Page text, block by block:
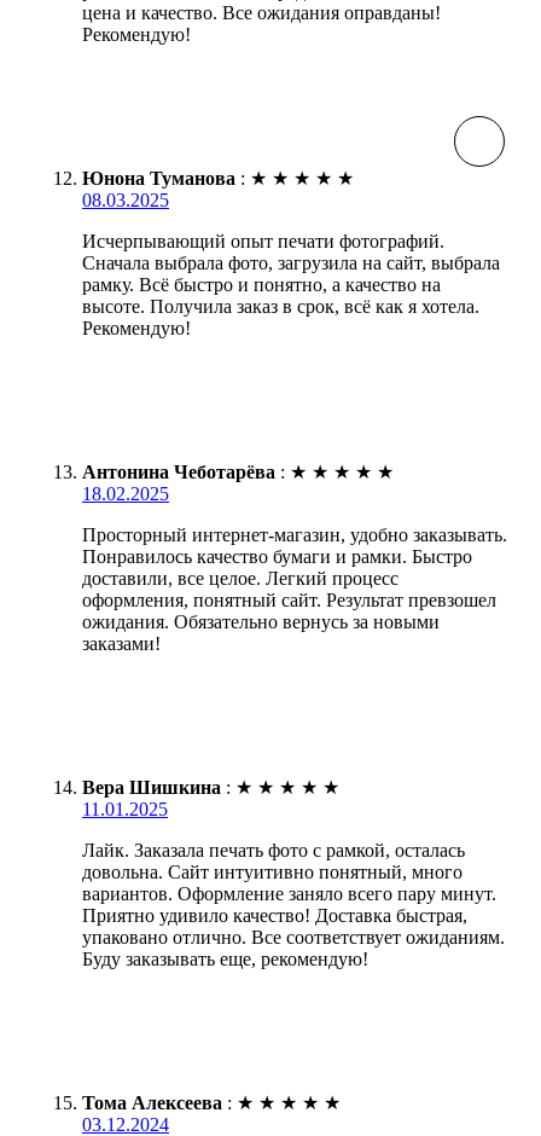
цена и качество. Все ожидания оправданы!
Рекомендую!
Юнона Туманова : ★ ★ ★ ★ ★
08.03.2025
Исчерпывающий опыт печати фотографий.
Сначала выбрала фото, загрузила на сайт, выбрала
рамку. Всё быстро и понятно, а качество на
высоте. Получила заказ в срок, всё как я хотела.
Рекомендую!
Антонина Чеботарёва : ★ ★ ★ ★ ★
18.02.2025
Просторный интернет-магазин, удобно заказывать.
Понравилось качество бумаги и рамки. Быстро
доставили, все целое. Легкий процесс
оформления, понятный сайт. Результат превзошел
ожидания. Обязательно вернусь за новыми
заказами!
Вера Шишкина : ★ ★ ★ ★ ★
11.01.2025
Лайк. Заказала печать фото с рамкой, осталась
довольна. Сайт интуитивно понятный, много
вариантов. Оформление заняло всего пару минут.
Приятно удивило качество! Доставка быстрая,
упаковано отлично. Все соответствует ожиданиям.
Буду заказывать еще, рекомендую!
Тома Алексеева : ★ ★ ★ ★ ★
03.12.2024